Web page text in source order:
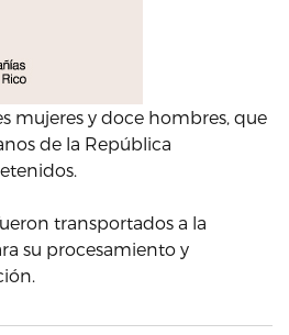
mujeres y doce hombres, que
de la República
transportados a la
su procesamiento y